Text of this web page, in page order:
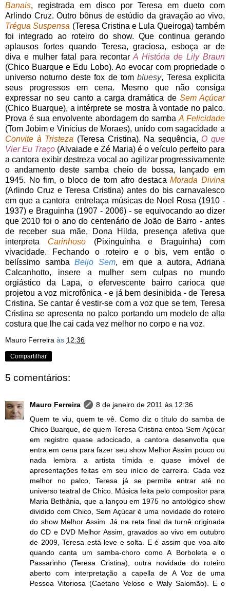
Banais, registrada em disco por Teresa em dueto com
Arlindo Cruz. Outro bônus de estúdio da gravação ao vivo,
Trégua Suspensa (Teresa Cristina e Lula Queiroga) também
foi integrado ao roteiro do show. Que continua gerando
aplausos fortes quando Teresa, graciosa, esboça ar de
diva e mulher fatal para recontarA História de Lily Braun
(Chico Buarque e Edu Lobo). Ao evocar com propriedade o
universo noturno deste fox de tom bluesy, Teresa explicita
seus progressos em cena. Mesmo que não consiga
expressar no seu canto a carga dramática de Sem Açúcar
(Chico Buarque), a intérprete se mostra à vontade no palco.
Prova é sua envolvente abordagem do samba A Felicidade
(Tom Jobim e Vinicius de Moraes), unido com sagacidade a
Convite à Tristeza (Teresa Cristina). Na sequência, O que
Vier Eu Traço (Alvaiade e Zé Maria) é o veículo perfeito para
a cantora exibir destreza vocal ao agilizar progressivamente
o andamento deste samba cheio de bossa, lançado em
1945. No fim, o bloco de tom afro destacaMorada Divina
(Arlindo Cruz e Teresa Cristina) antes do bis carnavalesco
em que a cantora entrelaça músicas de Noel Rosa (1910 -
1937) e Braguinha (1907 - 2006) - se equivocando ao dizer
que 2010 foi o ano do centenário de João de Barro - antes
de receber sua mãe, Dona Hilda, presença afetiva que
interpreta Carinhoso(Pixinguinha e Braguinha) com
vivacidade. Fechando o roteiro e o bis, vem então o
belíssimo samba Beijo Sem, em que a autora, Adriana
Calcanhotto, insere a mulher sem culpas no mundo
orgiástico da Lapa, o efervescente bairro carioca que
projetou a voz microfônica - e já bem desinibida - de Teresa
Cristina. Se cantar é vestir-se com a voz que se tem, Teresa
Cristina se apresenta no palco portando um modelo de alta
costura que lhe cai cada vez melhor no corpo e na voz.
Mauro Ferreira às 12:36
Compartilhar
5 comentários:
Mauro Ferreira
8 de janeiro de 2011 às 12:36
Quem te viu, quem te vê. Como diz o título do samba de
Chico Buarque, de quem Teresa Cristina entoa Sem Açúcar
em registro quase adocicado, a cantora desenvolta que
entra em cena para fazer seu show Melhor Assim pouco ou
nada lembra a artista tímida e quase imóvel de
apresentações feitas em seu início de carreira. Cada vez
melhor no palco, Teresa já se permite entrar até no
universo teatral de Chico. Música feita pelo compositor para
Maria Bethânia, que a lançou em 1975 no antológico show
dividido com Chico, Sem Açúcar é uma novidade do roteiro
do show Melhor Assim. Já na reta final da turnê originada
do CD e DVD Melhor Assim, gravados ao vivo em outubro
de 2009, Teresa está leve e solta. E é assim que voa alto
quando canta um samba-choro como A Borboleta e o
Passarinho (Teresa Cristina), outra novidade do roteiro
aberto com interpretação a capella de A Voz de uma
Pessoa Vitoriosa (Caetano Veloso e Waly Salomão). E o